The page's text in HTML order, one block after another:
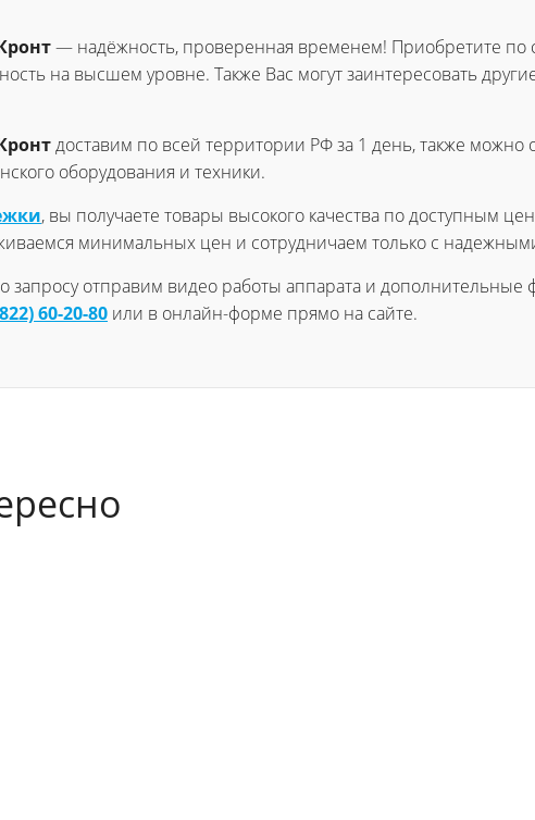
— надёжность, проверенная временем! Приобретите по
на высшем уровне. Также Вас могут заинтересовать
доставим по всей территории РФ за 1 день, также
оборудования и техники.
, вы получаете товары высокого качества по доступным
минимальных цен и сотрудничаем только с
запросу отправим видео работы аппарата и дополнительные
60-20-80 или в онлайн-форме прямо на сайте.